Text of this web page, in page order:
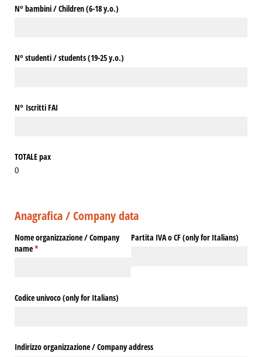
N° bambini /​ Children (6-18 y.o.)
N° studenti /​ students (19-25 y.o.)
N° Iscritti FAI
TOTALE pax
0
Anagrafica / Company data
Nome organizzazione /​ Company
name*
(richiesto)
Partita IVA o CF (only for Italians)
Codice univoco (only for Italians)
Indirizzo organizzazione /​ Company address